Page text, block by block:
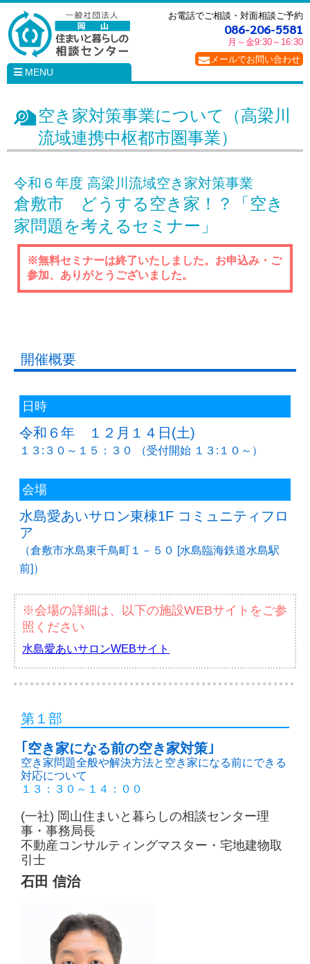
MENU
お電話でご相談・対面相談ご予約
086-206-5581
月～金9:30～16:30
メールでお問い合わせ
空き家対策事業について（高梁川
流域連携中枢都市圏事業）
令和６年度 高梁川流域空き家対策事業
倉敷市 どうする空き家！？「空き
家問題を考えるセミナー」
※無料セミナーは終了いたしました。お申込み・ご
参加、ありがとうございました。
開催概要
日時
令和６年 １２月１４日(土)
１３:３０～１５：３０ （受付開始 １３:１０～）
会場
水島愛あいサロン東棟1F コミュニティフロ
ア
（倉敷市水島東千鳥町１－５０ [水島臨海鉄道水島駅
前]）
※会場の詳細は、以下の施設WEBサイトをご参
照ください
水島愛あいサロンWEBサイト
第１部
｢空き家になる前の空き家対策｣
空き家問題全般や解決方法と空き家になる前にできる
対応について
１３：３０～１４：００
(一社) 岡山住まいと暮らしの相談センター理
事・事務局長
不動産コンサルティングマスター・宅地建物取
引士
石田 信治